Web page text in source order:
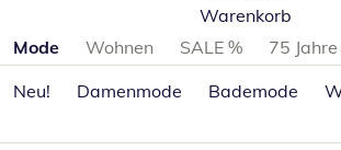
Warenkorb
Produktkategorien überspringen
Mode Wohnen SALE %
75
Neu!
Damenmode Bademode